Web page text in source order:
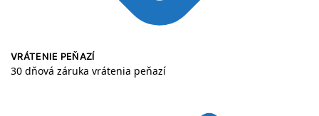
VRÁTENIE PEŇAZÍ
30 dňová záruka vrátenia peňazí